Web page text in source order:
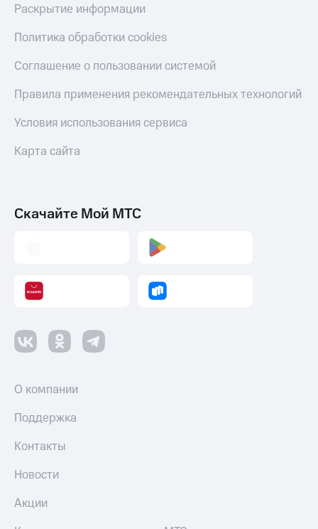
Раскрытие информации
Политика обработки cookies
Соглашение о пользовании системой
Правила применения рекомендательных технологий
Условия использования сервиса
Карта сайта
Скачайте Мой МТС
О компании
Поддержка
Контакты
Новости
Акции